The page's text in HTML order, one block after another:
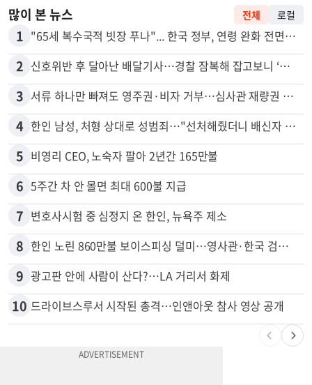
많이 본 뉴스 전체 로컬
1 "65세 복수국적 빗장 푸나"... 한국 정부, 연령 완화 전면 추진
2 신호위반 후 달아난 배달기사…경찰 잠복해 잡고보니 ‘반전’
3 서류 하나만 빠져도 영주권·비자 거부…심사관 재량권 대폭 확대
4 한인 남성, 처형 상대로 성범죄…"선처해줬더니 배신자 취급"
5 비영리 CEO, 노숙자 팔아 2년간 165만불
6 5주간 차 안 몰면 최대 600불 지급
7 변호사시험 중 심정지 온 한인, 뉴욕주 제소
8 한인 노린 860만불 보이스피싱 덜미…영사관·한국 검찰 사칭
9 광고판 안에 사람이 산다?…LA 거리서 화제
10 드라이브스루서 시작된 총격…인앤아웃 참사 영상 공개